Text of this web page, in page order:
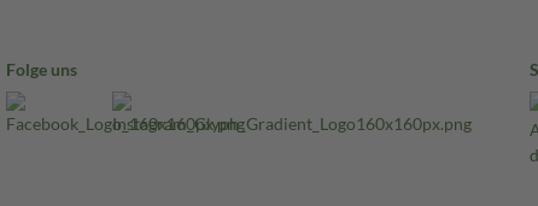
Folge uns